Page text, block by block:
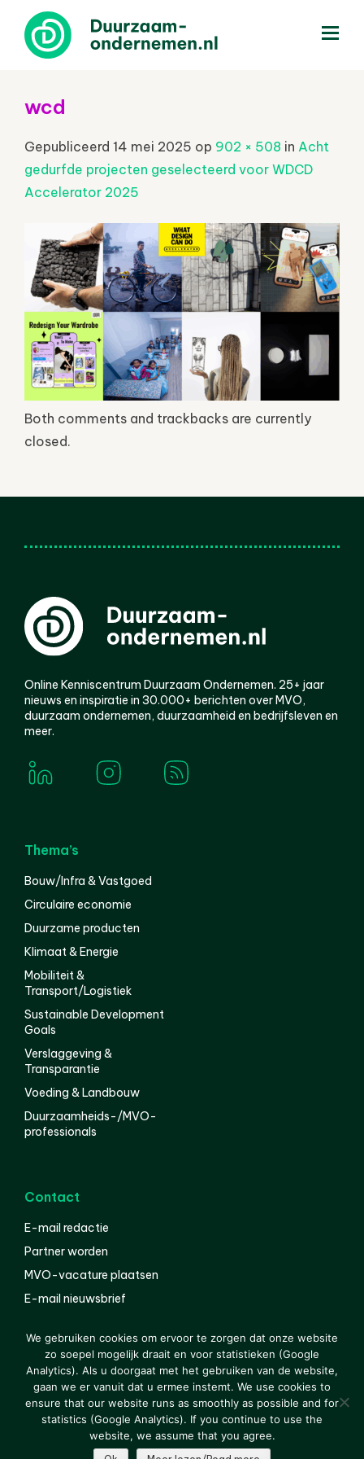
wcd
Gepubliceerd 14 mei 2025 op 902 × 508 in Acht
gedurfde projecten geselecteerd voor WDCD
Accelerator 2025
Both comments and trackbacks are currently
closed.
Online Kenniscentrum Duurzaam Ondernemen. 25+ jaar
nieuws en inspiratie in 30.000+ berichten over MVO,
duurzaam ondernemen, duurzaamheid en bedrijfsleven en
meer.
Thema’s
Bouw/Infra & Vastgoed
Circulaire economie
Duurzame producten
Klimaat & Energie
Mobiliteit &
Transport/Logistiek
Sustainable Development
Goals
Verslaggeving &
Transparantie
Voeding & Landbouw
Duurzaamheids-/MVO-
professionals
Contact
E-mail redactie
Partner worden
MVO-vacature plaatsen
E-mail nieuwsbrief
© 2000-2026 Van der Molen EIS Colofon
Disclaimer
Privacy
We gebruiken cookies om ervoor te zorgen dat onze website
zo soepel mogelijk draait en voor statistieken (Google
Analytics). Als u doorgaat met het gebruiken van de website,
gaan we er vanuit dat u ermee instemt. We use cookies to
ensure that our website runs as smoothly as possible and for
statistics (Google Analytics). If you continue to use the
website, we assume that you agree.